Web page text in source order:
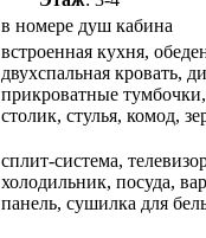
в номере душ кабина
встроенная кухня,
двухспальная кровать,
прикроватные
столик, стулья, комод,
сплит-система,
холодильник, посуда,
панель, сушилка для